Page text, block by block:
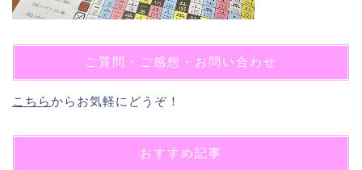
ご質問・ご感想・お問い合わせ
こちらからお気軽にどうぞ！
おすすめ記事